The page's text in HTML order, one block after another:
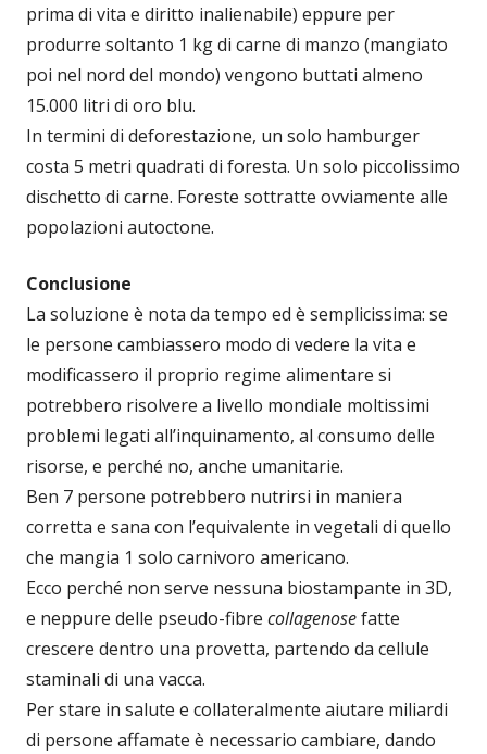
prima di vita e diritto inalienabile) eppure per
produrre soltanto 1 kg di carne di manzo (mangiato
poi nel nord del mondo) vengono buttati almeno
15.000 litri di oro blu.
In termini di deforestazione, un solo hamburger
costa 5 metri quadrati di foresta. Un solo piccolissimo
dischetto di carne. Foreste sottratte ovviamente alle
popolazioni autoctone.
Conclusione
La soluzione è nota da tempo ed è semplicissima: se
le persone cambiassero modo di vedere la vita e
modificassero il proprio regime alimentare si
potrebbero risolvere a livello mondiale moltissimi
problemi legati all’inquinamento, al consumo delle
risorse, e perché no, anche umanitarie.
Ben 7 persone potrebbero nutrirsi in maniera
corretta e sana con l’equivalente in vegetali di quello
che mangia 1 solo carnivoro americano.
Ecco perché non serve nessuna biostampante in 3D,
e neppure delle pseudo-fibre collagenosefatte
crescere dentro una provetta, partendo da cellule
staminali di una vacca.
Per stare in salute e collateralmente aiutare miliardi
di persone affamate è necessario cambiare, dando